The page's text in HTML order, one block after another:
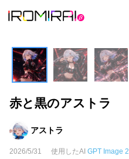
赤と黒のアストラ
アストラ
2026/5/31 使用したAI GPT Image 2